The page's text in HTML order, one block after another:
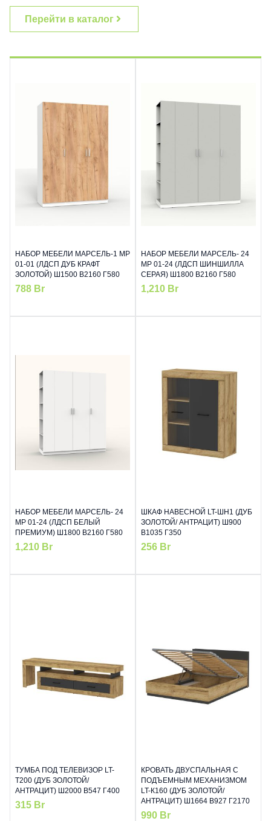
Перейти в каталог
НАБОР МЕБЕЛИ МАРСЕЛЬ-1 МР
01-01 (ЛДСП ДУБ КРАФТ
ЗОЛОТОЙ) Ш1500 В2160 Г580
788 Br
НАБОР МЕБЕЛИ МАРСЕЛЬ- 24
МР 01-24 (ЛДСП ШИНШИЛЛА
СЕРАЯ) Ш1800 В2160 Г580
1,210 Br
НАБОР МЕБЕЛИ МАРСЕЛЬ- 24
МР 01-24 (ЛДСП БЕЛЫЙ
ПРЕМИУМ) Ш1800 В2160 Г580
1,210 Br
ШКАФ НАВЕСНОЙ LT-ШН1 (ДУБ
ЗОЛОТОЙ/ АНТРАЦИТ) Ш900
В1035 Г350
256 Br
ТУМБА ПОД ТЕЛЕВИЗОР LT-
Т200 (ДУБ ЗОЛОТОЙ/
АНТРАЦИТ) Ш2000 В547 Г400
315 Br
КРОВАТЬ ДВУСПАЛЬНАЯ С
ПОДЪЕМНЫМ МЕХАНИЗМОМ
LT-К160 (ДУБ ЗОЛОТОЙ/
АНТРАЦИТ) Ш1664 В927 Г2170
990 Br